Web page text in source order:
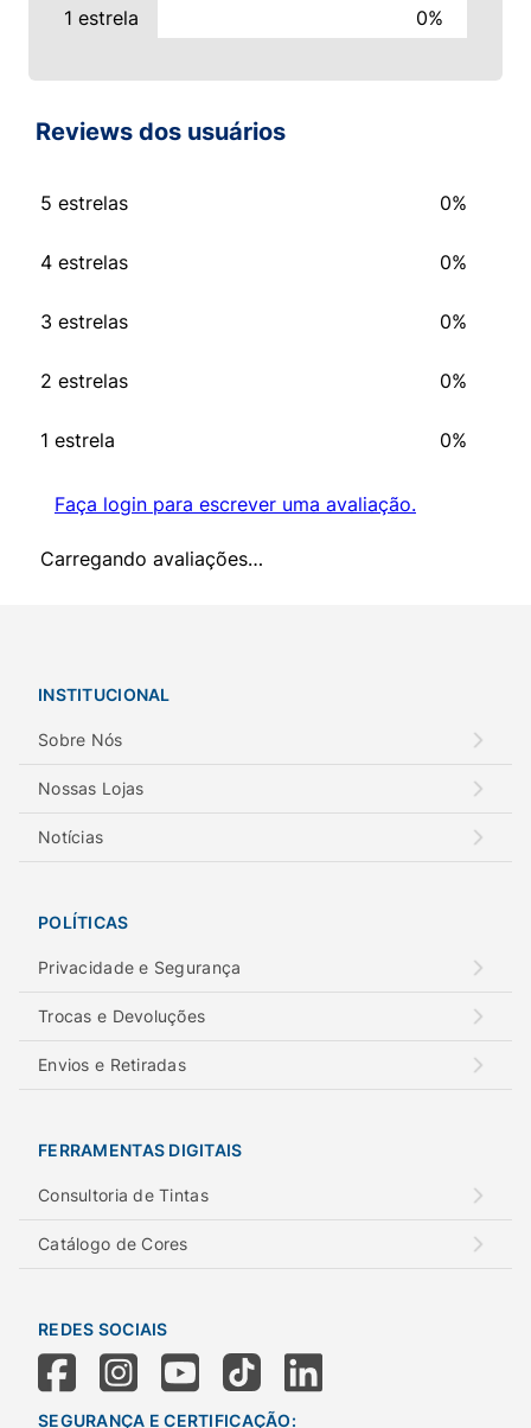
1 estrela 0%
Reviews dos usuários
5 estrelas 0%
4 estrelas 0%
3 estrelas 0%
2 estrelas 0%
1 estrela 0%
Faça login para escrever uma avaliação.
Carregando avaliações…
INSTITUCIONAL
Sobre Nós
Nossas Lojas
Notícias
POLÍTICAS
Privacidade e Segurança
Trocas e Devoluções
Envios e Retiradas
FERRAMENTAS DIGITAIS
Consultoria de Tintas
Catálogo de Cores
REDES SOCIAIS
SEGURANÇA E CERTIFICAÇÃO: